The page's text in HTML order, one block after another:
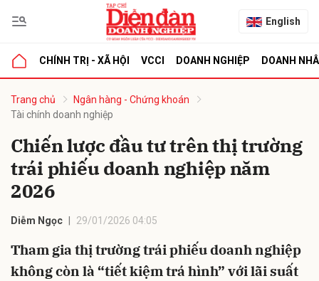
English
CHÍNH TRỊ - XÃ HỘI VCCI DOANH NGHIỆP DOANH
Trang chủ
Ngân hàng - Chứng khoán
Tài chính doanh nghiệp
Chiến lược đầu tư trên thị trường
trái phiếu doanh nghiệp năm
2026
Diễm Ngọc 29/01/2026 04:05
Tham gia thị trường trái phiếu doanh nghiệp
không còn là “tiết kiệm trá hình” với lãi suất
luận